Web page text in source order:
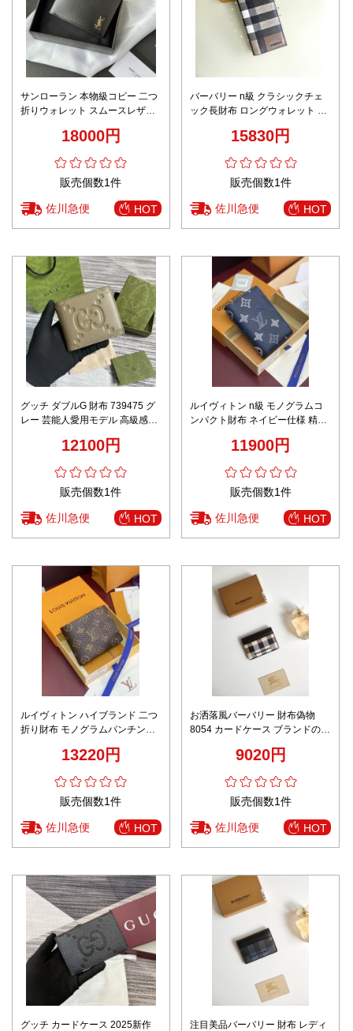
サンローラン 本物級コピー 二つ
折りウォレット スムースレザー
18000円
販売個数1件
佐川急便 HOT
バーバリー n級 クラシックチェ
ック長財布 ロングウォレット レ
漂うモデル15830円
販売個数1件
佐川急便 HOT
グッチ ダブルG 財布 739475 グ
レー 芸能人愛用モデル 高級感仕
ビュー高リピ率 安心サイト
12100円
販売個数1件
佐川急便 HOT
ルイヴィトン n級 モノグラムコ
ンパクト財布 ネイビー仕様 精密
11900円
販売個数1件
佐川急便 HOT
ルイヴィトン ハイブランド 二つ
折り財布 モノグラムパンチング
13220円
販売個数1件
佐川急便 HOT
お洒落風バーバリー 財布偽物
8054 カードケース ブランドのロ
9020円
販売個数1件
佐川急便 HOT
グッチ カードケース 2025新作
注目美品バーバリー 財布 レディ